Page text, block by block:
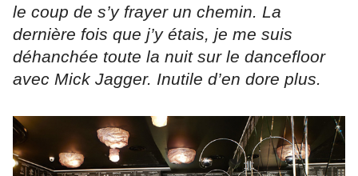
le coup de s’y frayer un chemin. La
dernière fois que j’y étais, je me suis
déhanchée toute la nuit sur le dancefloor
avec Mick Jagger. Inutile d’en dore plus.